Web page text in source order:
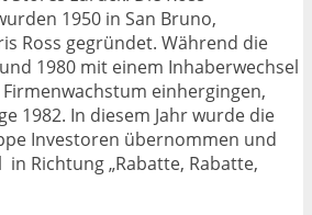
1950 in San Bruno,
Ross gegründet. Während die
1980 mit einem Inhaberwechsel
einhergingen,
1982. In diesem Jahr wurde die
Investoren übernommen und
Richtung „Rabatte, Rabatte,